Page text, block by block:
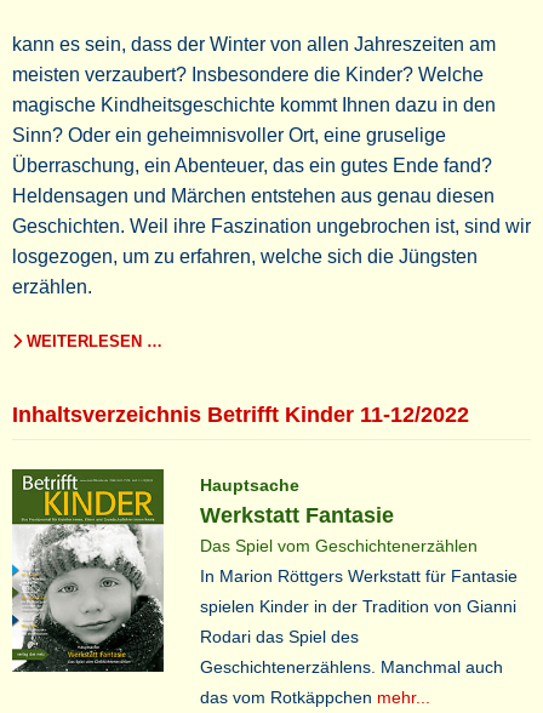
kann es sein, dass der Winter von allen Jahreszeiten am
meisten verzaubert? Insbesondere die Kinder? Welche
magische Kindheitsgeschichte kommt Ihnen dazu in den
Sinn? Oder ein geheimnisvoller Ort, eine gruselige
Überraschung, ein Abenteuer, das ein gutes Ende fand?
Heldensagen und Märchen entstehen aus genau diesen
Geschichten. Weil ihre Faszination ungebrochen ist, sind wir
losgezogen, um zu erfahren, welche sich die Jüngsten
erzählen.
WEITERLESEN …
Inhaltsverzeichnis Betrifft Kinder 11-12/2022
Hauptsache
Werkstatt Fantasie
Das Spiel vom Geschichtenerzählen
In Marion Röttgers Werkstatt für Fantasie
spielen Kinder in der Tradition von Gianni
Rodari das Spiel des
Geschichtenerzählens. Manchmal auch
das vom Rotkäppchen mehr...